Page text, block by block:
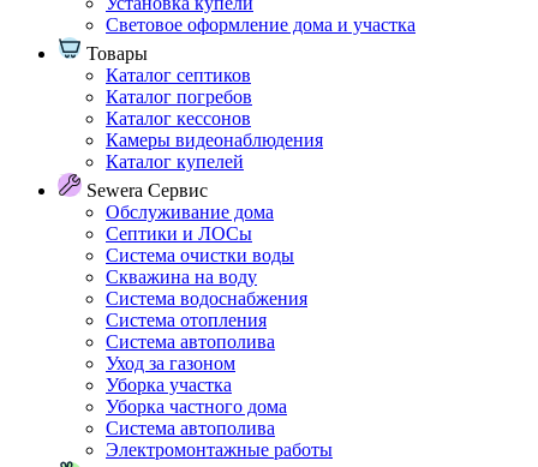
Световое оформление дома и участка
Товары
Каталог септиков
Каталог погребов
Каталог кессонов
Камеры видеонаблюдения
Каталог купелей
Sewera Сервис
Обслуживание дома
Септики и ЛОСы
Система очистки воды
Скважина на воду
Система водоснабжения
Система отопления
Система автополива
Уход за газоном
Уборка участка
Уборка частного дома
Система автополива
Электромонтажные работы